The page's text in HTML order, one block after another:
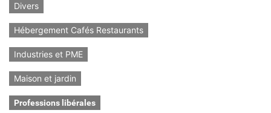
Divers
Hébergement Cafés Restaurants
Industries et PME
Maison et jardin
Professions libérales